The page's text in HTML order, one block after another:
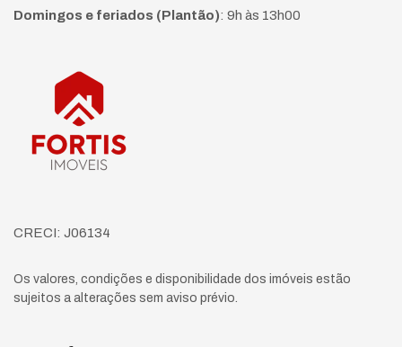
Domingos e feriados (Plantão): 9h às 13h00
Página inicial
CRECI: J06134
Os valores, condições e disponibilidade dos imóveis estão
sujeitos a alterações sem aviso prévio.